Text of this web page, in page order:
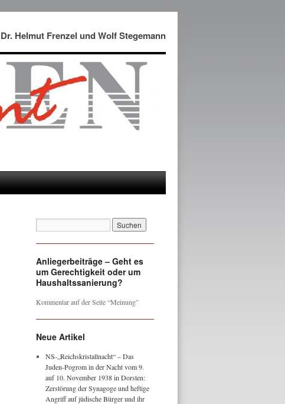
Helmut Frenzel und Wolf Stegemann
Anliegerbeiträge – Geht es
um Gerechtigkeit oder um
Haushaltssanierung?
Kommentar auf der Seite “Meinung”
Neue Artikel
NS-„Reichskristallnacht“ – Das
Juden-Pogrom in der Nacht vom 9.
auf 10. November 1938 in Dorsten:
Zerstörung der Synagoge und heftige
Angriff auf jüdische Bürger und ihr